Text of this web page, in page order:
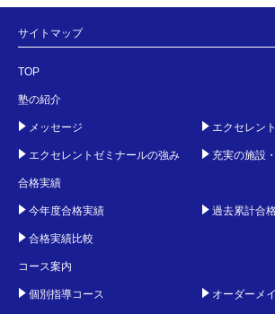
サイトマップ
TOP
塾の紹介
メッセージ エクセレン
エクセレントゼミナールの強み 充実の施設
合格実績
今年度合格実績 過去累計合
合格実績比較
コース案内
個別指導コース オーダーメ